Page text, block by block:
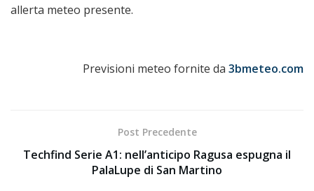
allerta meteo presente.
Previsioni meteo fornite da 3bmeteo.com
Post Precedente
Techfind Serie A1: nell’anticipo Ragusa espugna il
PalaLupe di San Martino